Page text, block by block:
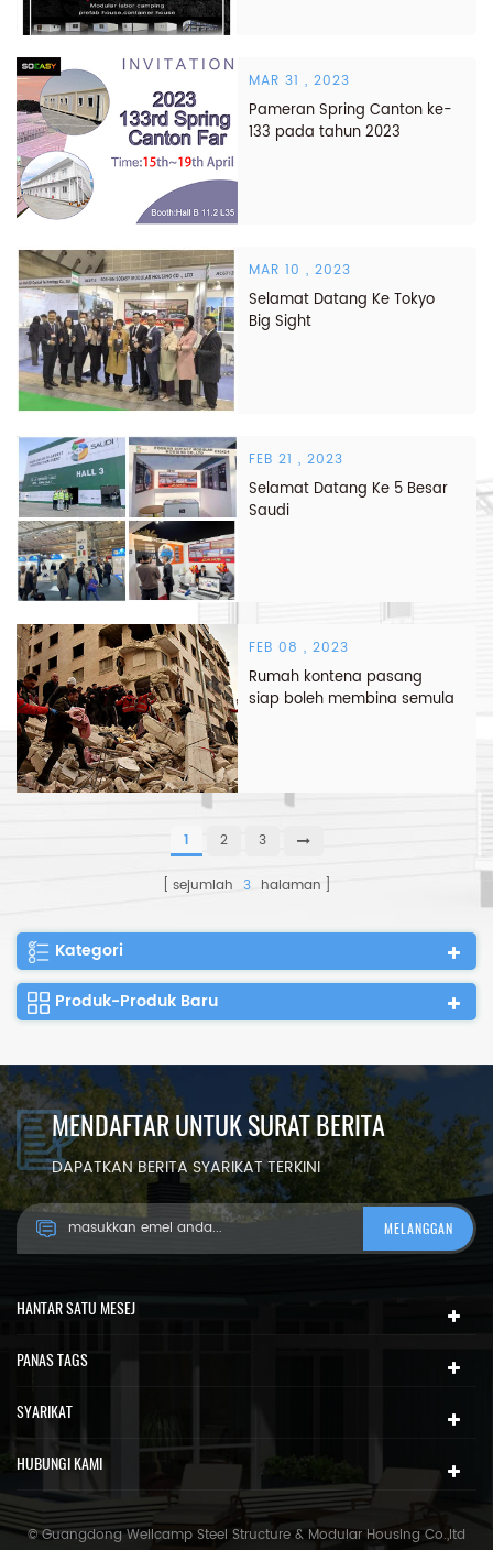
MAR 31 , 2023
Pameran Spring Canton ke-
133 pada tahun 2023
MAR 10 , 2023
Selamat Datang Ke Tokyo
Big Sight
FEB 21 , 2023
Selamat Datang Ke 5 Besar
Saudi
FEB 08 , 2023
Rumah kontena pasang
siap boleh membina semula
1 2 3
sejumlah 3 halaman
Kategori
Produk-Produk Baru
MENDAFTAR UNTUK SURAT BERITA
DAPATKAN BERITA SYARIKAT TERKINI
HANTAR SATU MESEJ
PANAS TAGS
SYARIKAT
HUBUNGI KAMI
© Guangdong Wellcamp Steel Structure & Modular Housing Co.,ltd